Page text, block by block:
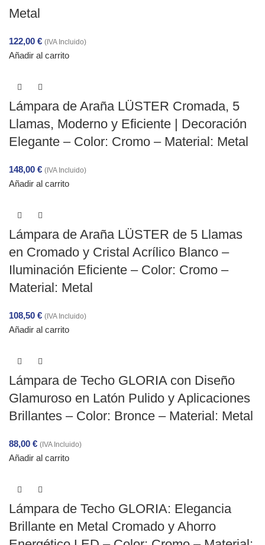
Metal
122,00 € (IVA Incluido)
Añadir al carrito
Lámpara de Araña LÜSTER Cromada, 5
Llamas, Moderno y Eficiente | Decoración
Elegante – Color: Cromo – Material: Metal
148,00 € (IVA Incluido)
Añadir al carrito
Lámpara de Araña LÜSTER de 5 Llamas
en Cromado y Cristal Acrílico Blanco –
Iluminación Eficiente – Color: Cromo –
Material: Metal
108,50 € (IVA Incluido)
Añadir al carrito
Lámpara de Techo GLORIA con Diseño
Glamuroso en Latón Pulido y Aplicaciones
Brillantes – Color: Bronce – Material: Metal
88,00 € (IVA Incluido)
Añadir al carrito
Lámpara de Techo GLORIA: Elegancia
Brillante en Metal Cromado y Ahorro